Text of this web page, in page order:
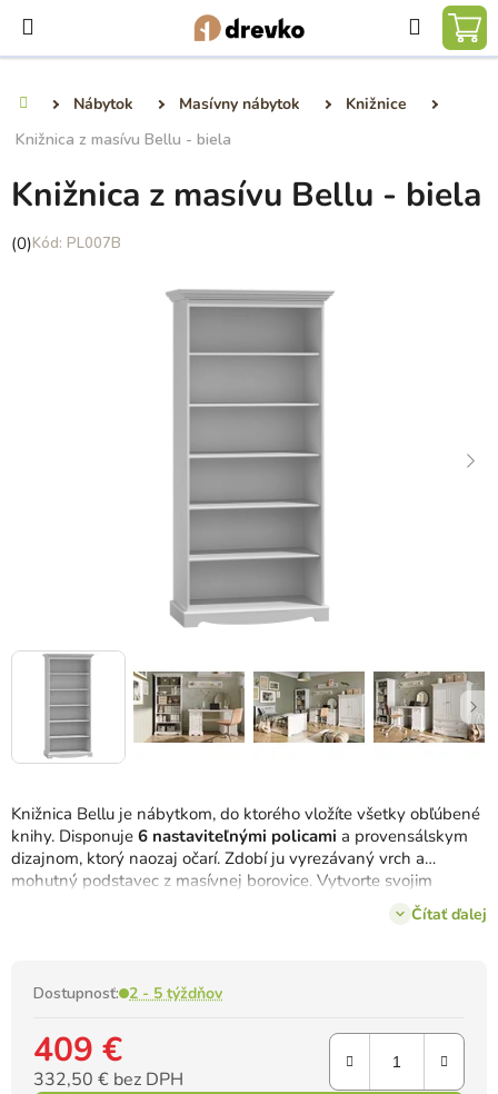
obsah
Hľadať
Nábytok Masívny nábytok
Knižnice
Knižnica z masívu Bellu - biela
Knižnica Bellu je nábytkom, do ktorého vložíte všetky obľúbené
knihy. Disponuje 6 nastaviteľnými policami a provensálskym
dizajnom, ktorý naozaj očarí. Zdobí ju vyrezávaný vrch a
mohutný podstavec z masívnej borovice. Vytvorte svojim
Čítať ďalej
Dostupnosť: 2 - 5 týždňov
409 €
332,50 € bez DPH
Knižnica z masívu Bellu - biela
Priemerné
(0) PL007B